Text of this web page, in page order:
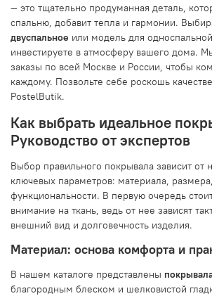
— это тщательно продуманная деталь,
спальню, добавит тепла и гармонии.
двуспальное или модель для
инвестируете в атмосферу вашего дома.
заказы по всей Москве и России, чтобы
каждому. Позвольте себе роскошь
PostelButik.
Как выбрать идеальное
Руководство от экспертов
Выбор правильного покрывала зависит от
ключевых параметров: материала,
функциональности. В первую очередь
внимание на ткань, ведь от нее зависят
внешний вид и долговечность изделия.
Материал: основа комфорта и
В нашем каталоге представлены
благородным блеском и шелковистой